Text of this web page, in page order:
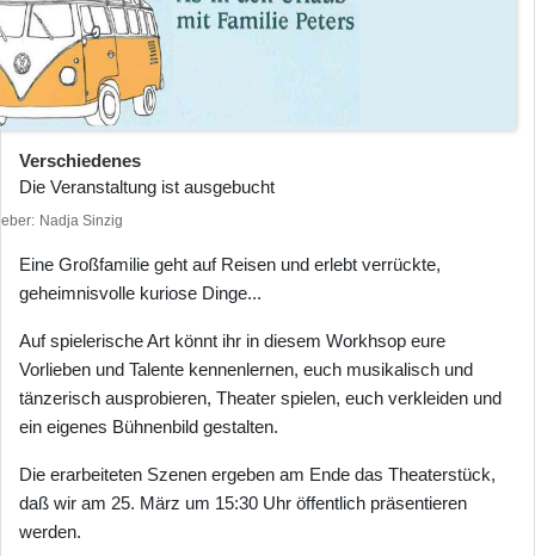
Verschiedenes
Die Veranstaltung ist ausgebucht
Nadja Sinzig
Eine Großfamilie geht auf Reisen und erlebt verrückte,
geheimnisvolle kuriose Dinge...
Auf spielerische Art könnt ihr in diesem Workhsop eure
Vorlieben und Talente kennenlernen, euch musikalisch und
tänzerisch ausprobieren, Theater spielen, euch verkleiden und
ein eigenes Bühnenbild gestalten.
Die erarbeiteten Szenen ergeben am Ende das Theaterstück,
daß wir am 25. März um 15:30 Uhr öffentlich präsentieren
werden.